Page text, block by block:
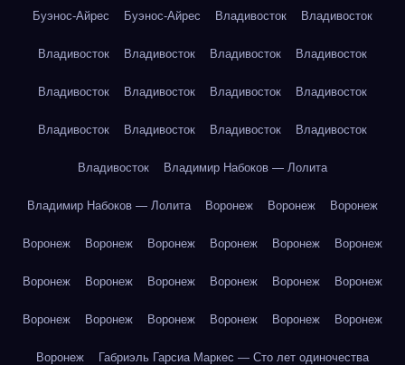
Буэнос-Айрес Буэнос-Айрес Владивосток Владивосток
Владивосток Владивосток Владивосток Владивосток
Владивосток Владивосток Владивосток Владивосток
Владивосток Владивосток Владивосток Владивосток
Владивосток Владимир Набоков — Лолита
Владимир Набоков — Лолита Воронеж Воронеж Воронеж
Воронеж Воронеж Воронеж Воронеж Воронеж Воронеж
Воронеж Воронеж Воронеж Воронеж Воронеж Воронеж
Воронеж Воронеж Воронеж Воронеж Воронеж Воронеж
Воронеж Габриэль Гарсиа Маркес — Сто лет одиночества